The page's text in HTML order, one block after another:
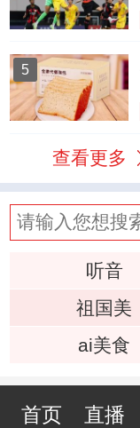
5
查看更多
听音
祖国美
ai美食
首页 直播